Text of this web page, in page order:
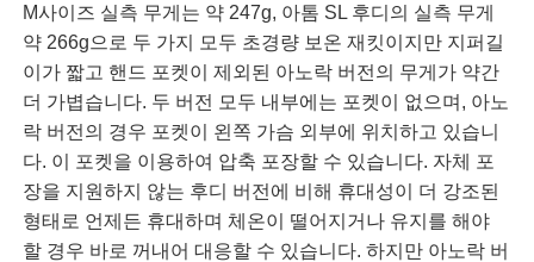
M사이즈 실측 무게는 약 247g, 아톰 SL 후디의 실측 무게
약 266g으로 두 가지 모두 초경량 보온 재킷이지만 지퍼길
이가 짧고 핸드 포켓이 제외된 아노락 버전의 무게가 약간
더 가볍습니다. 두 버전 모두 내부에는 포켓이 없으며, 아노
락 버전의 경우 포켓이 왼쪽 가슴 외부에 위치하고 있습니
다. 이 포켓을 이용하여 압축 포장할 수 있습니다. 자체 포
장을 지원하지 않는 후디 버전에 비해 휴대성이 더 강조된
형태로 언제든 휴대하며 체온이 떨어지거나 유지를 해야
할 경우 바로 꺼내어 대응할 수 있습니다. 하지만 아노락 버